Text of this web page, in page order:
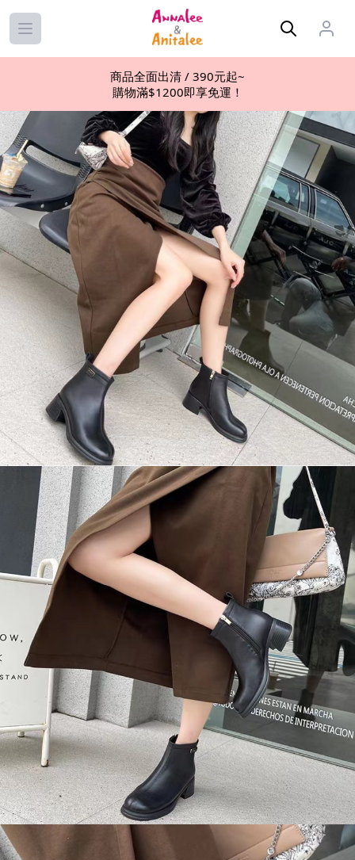
Open main menu
商品全面出清 / 390元起~
購物滿$1200即享免運！